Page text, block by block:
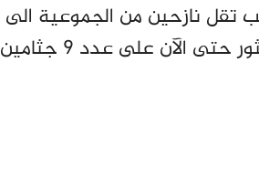
نازحين من الجموعية الى
منطقة “فتيح العقليين”مما أدى إلى مصرع ( 21) منهم، تم العثور حتى الآن على عدد 9 جثامين